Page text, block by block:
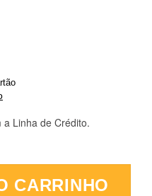
a Linha de Crédito.
CARRINHO